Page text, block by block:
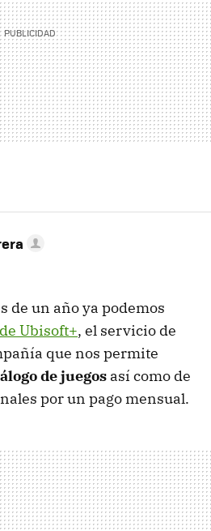
de un año ya podemos
Ubisoft+, el servicio de
que nos permite
de juegos así como de
por un pago mensual.